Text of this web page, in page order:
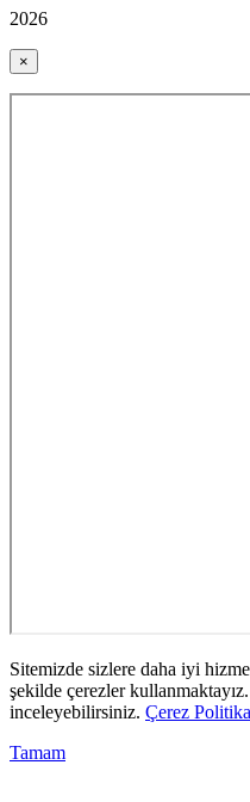
2026
×
Sitemizde sizlere daha iyi
şekilde çerezler
inceleyebilirsiniz. Çerez
Tamam